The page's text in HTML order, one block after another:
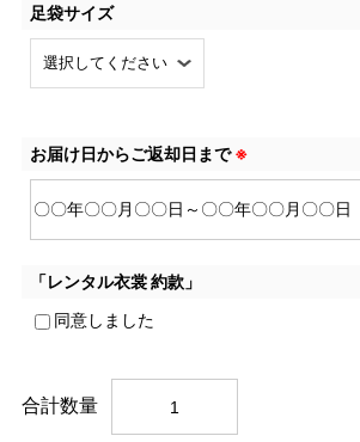
足袋サイズ
お届け日からご返却日まで ※
「レンタル衣裳 約款」
同意しました
合計数量